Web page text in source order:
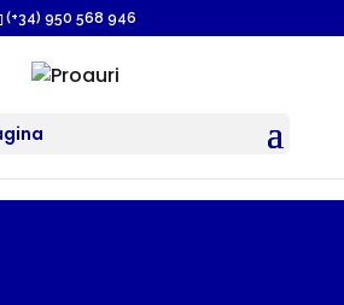
(+34) 950 568 946